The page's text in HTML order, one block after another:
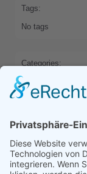
Tags:
No tags
Categories:
HOME
Previous